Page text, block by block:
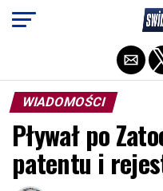
WIADOMOŚCI
Pływał po
patentu i
Exit